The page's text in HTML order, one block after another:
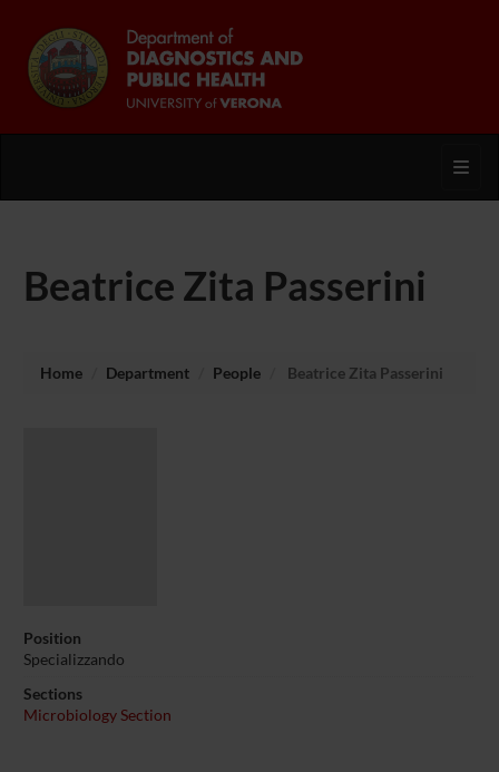
Beatrice Zita Passerini
Home Department People Beatrice Zita Passerini
Position
Specializzando
Sections
Microbiology Section